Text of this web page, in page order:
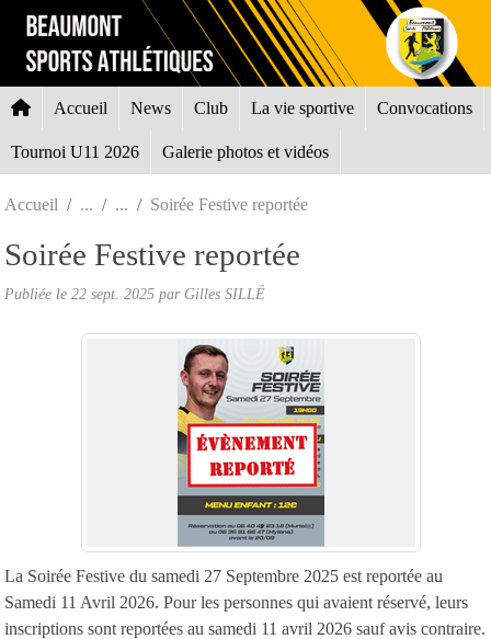
Accueil News Club La vie sportive Convocations
Tournoi U11 2026 Galerie photos et vidéos
Accueil Soirée Festive reportée
Soirée Festive reportée
Publiée le 22 sept. 2025 par Gilles SILLÉ
La Soirée Festive du samedi 27 Septembre 2025 est reportée au
Samedi 11 Avril 2026. Pour les personnes qui avaient réservé, leurs
inscriptions sont reportées au samedi 11 avril 2026 sauf avis contraire.
Panneau de gestion des cookies